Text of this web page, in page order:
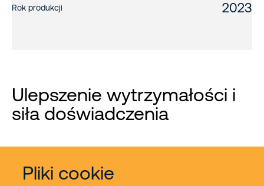
Pliki cookie
Rok produkcji 2023
Ulepszenie wytrzymałości i
siła doświadczenia